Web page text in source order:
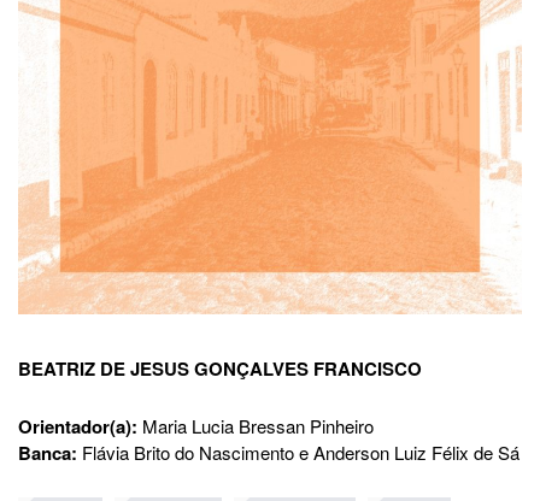
BEATRIZ DE JESUS GONÇALVES FRANCISCO
Orientador(a): Maria Lucia Bressan Pinheiro
Banca: Flávia Brito do Nascimento e Anderson Luiz Félix de Sá